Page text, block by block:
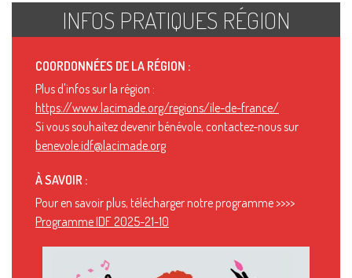
INFOS PRATIQUES RÉGION
COORDONNÉES DE LA RÉGION :
Plus d'infos sur la région :
https://www.lacimade.org/regions/ile-de-france/
Si vous souhaitez devenir bénévole, contactez-nous sur
benevole.idf@lacimade.org
À SAVOIR :
Pour en savoir plus, télécharger notre programme >>>>
Programme IDF 2025-21-10